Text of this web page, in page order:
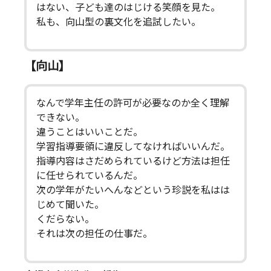
はない、子ども達のはじける笑顔を見た。
私も、向山型の裏文化を追試したい。
【向山】
なんで学年主任の許可が必要なのか全く理解
できない。
違うことはいいことだ。
学習指導要領に違反してなければいいんだ。
指導内容はさだめられているけど方法は担任
に任せられているんだ。
次の学年がたいへんなどという珍説を私はは
じめて聞いた。
くだらない。
それは次の担任の仕事だ。